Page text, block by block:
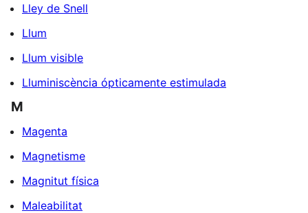
Lley de Snell
Llum
Llum visible
Lluminiscència ópticamente estimulada
M
Magenta
Magnetisme
Magnitut física
Maleabilitat